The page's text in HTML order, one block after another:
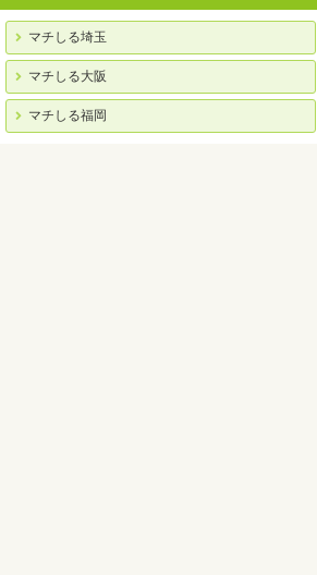
マチしる埼玉
マチしる大阪
マチしる福岡